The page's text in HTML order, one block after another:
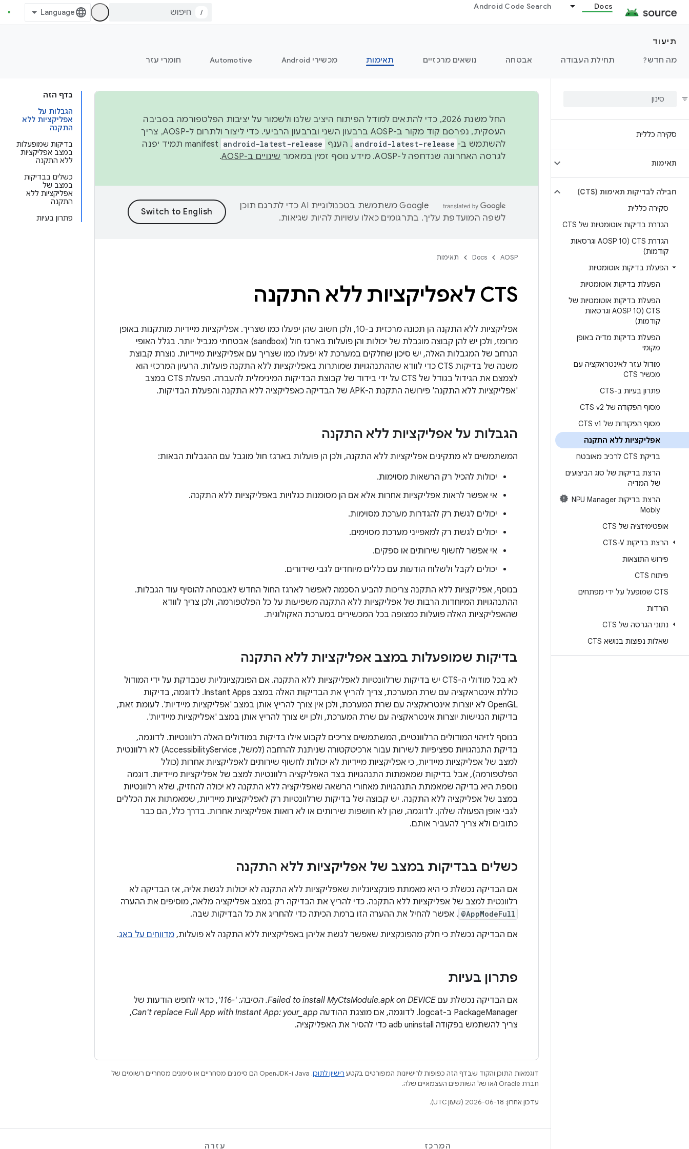
Docs
Android Code Search
/
תיעוד
מה חדש?
תחילת העבודה אבטחה נושאים מרכזיים תאימות מכשירי Android Automotive חומרי עזר
סקירה כללית
תאימות
חבילה לבדיקות תאימות (CTS)
סקירה כללית
הגדרת בדיקות אוטומטיות של CTS
הגדרת CTS (AOSP 10 וגרסאות
קודמות)
הפעלת בדיקות אוטומטיות
הפעלת בדיקות אוטומטיות
הפעלת בדיקות אוטומטיות של
CTS (AOSP 10 וגרסאות
קודמות)
הפעלת בדיקות מדיה באופן
מקומי
מודול עזר לאינטראקציה עם
מכשיר CTS
פתרון בעיות ב-CTS
מסוף הפקודה של CTS v2
מסוף הפקודות של CTS v1
אפליקציות ללא התקנה
בדיקת CTS לרכיב מאובטח
הרצת בדיקות של סוג הביצועים
של המדיה
הרצת בדיקות NPU Manager
Mobly
אופטימיזציה של CTS
הרצת בדיקות CTS-V
פירוש התוצאות
פיתוח CTS
CTS שמופעל על ידי מפתחים
הורדות
נתוני הגרסה של CTS
שאלות נפוצות בנושא CTS
בדף הזה
הגבלות על
אפליקציות ללא
התקנה
בדיקות שמופעלות
במצב אפליקציות
ללא התקנה
כשלים בבדיקות
במצב של
אפליקציות ללא
התקנה
פתרון בעיות
החל משנת 2026, כדי להתאים למודל הפיתוח היציב שלנו ולשמור על יציבות הפלטפורמה בסביבה
העסקית, נפרסם קוד מקור ב-AOSP ברבעון השני וברבעון הרביעי. כדי ליצור ולתרום ל-AOSP, צריך
להשתמש ב- android-latest-release . הענף android-latest-release
manifest תמיד יפנה
לגרסה האחרונה שנדחפה ל-AOSP. מידע נוסף זמין במאמר
שינויים ב-AOSP .
‫Google משתמשת בטכנולוגיית AI כדי לתרגם תוכן
לשפה המועדפת עליך. בתרגומים כאלו עשויות להיות שגיאות.
AOSP
Docs תאימות
CTS לאפליקציות ללא התקנה
אפליקציות ללא התקנה הן תכונה מרכזית ב-10, ולכן חשוב שהן יפעלו כמו שצריך. אפליקציות מיידיות מותקנות באופן
מרומז, ולכן יש להן קבוצה מוגבלת של יכולות והן פועלות בארגז חול (sandbox) אבטחתי מגביל יותר. בגלל האופי
הנרחב של המגבלות האלה, יש סיכון שחלקים במערכת לא יפעלו כמו שצריך עם אפליקציות מיידיות. נוצרת קבוצת
משנה של בדיקות CTS כדי לוודא שההתנהגויות שמותרות באפליקציות ללא התקנה פועלות. הרעיון המרכזי הוא
לצמצם את הגידול בגודל של CTS על ידי בידוד של קבוצת הבדיקות המינימלית להעברה. הפעלת CTS במצב
'אפליקציות ללא התקנה' פירושה התקנת ה-APK של הבדיקה כאפליקציה ללא התקנה והפעלת הבדיקות.
הגבלות על אפליקציות ללא התקנה
המשתמשים לא מתקינים אפליקציות ללא התקנה, ולכן הן פועלות בארגז חול מוגבל עם ההגבלות הבאות:
יכולות להכיל רק הרשאות מסוימות.
אי אפשר לראות אפליקציות אחרות אלא אם הן מסומנות כגלויות באפליקציות ללא התקנה.
יכולים לגשת רק להגדרות מערכת מסוימות.
יכולים לגשת רק למאפייני מערכת מסוימים.
אי אפשר לחשוף שירותים או ספקים.
יכולים לקבל ולשלוח הודעות עם כללים מיוחדים לגבי שידורים.
בנוסף, אפליקציות ללא התקנה צריכות להביע הסכמה לאפשר לארגז החול החדש לאבטחה להוסיף עוד הגבלות.
ההתנהגויות המיוחדות הרבות של אפליקציות ללא התקנה משפיעות על כל הפלטפורמה, ולכן צריך לוודא
שהאפליקציות האלה פועלות כמצופה בכל המכשירים במערכת האקולוגית.
בדיקות שמופעלות במצב אפליקציות ללא התקנה
לא בכל מודולי ה-CTS יש בדיקות שרלוונטיות לאפליקציות ללא התקנה. אם הפונקציונליות שנבדקת על ידי המודול
כוללת אינטראקציה עם שרת המערכת, צריך להריץ את הבדיקות האלה במצב Instant Apps. לדוגמה, בדיקות
OpenGL לא יוצרות אינטראקציה עם שרת המערכת, ולכן אין צורך להריץ אותן במצב 'אפליקציות מיידיות'. לעומת זאת,
בדיקות הנגישות יוצרות אינטראקציה עם שרת המערכת, ולכן יש צורך להריץ אותן במצב 'אפליקציות מיידיות'.
בנוסף לזיהוי המודולים הרלוונטיים, המשתמשים צריכים לקבוע אילו בדיקות במודולים האלה רלוונטיות. לדוגמה,
בדיקת התנהגויות ספציפיות לשירות עבור ארכיטקטורה שניתנת להרחבה (למשל, AccessibilityService) לא רלוונטית
למצב של אפליקציות מיידיות, כי אפליקציות מיידיות לא יכולות לחשוף שירותים לאפליקציות אחרות (כולל
הפלטפורמה), אבל בדיקות שמאמתות התנהגויות בצד האפליקציה רלוונטיות למצב של אפליקציות מיידיות. דוגמה
נוספת היא בדיקה שמאמתת התנהגויות מאחורי הרשאה שאפליקציה ללא התקנה לא יכולה להחזיק, שלא רלוונטיות
במצב של אפליקציה ללא התקנה. יש קבוצה של בדיקות שרלוונטיות רק לאפליקציות מיידיות, שמאמתות את הכללים
לגבי אופן הפעולה שלהן. לדוגמה, שהן לא חושפות שירותים או לא רואות אפליקציות אחרות. בדרך כלל, הם כבר
כתובים ולא צריך להעביר אותם.
כשלים בבדיקות במצב של אפליקציות ללא התקנה
אם הבדיקה נכשלת כי היא מאמתת פונקציונליות שאפליקציות ללא התקנה לא יכולות לגשת אליה, אז הבדיקה לא
רלוונטית למצב של אפליקציות ללא התקנה. כדי להריץ את הבדיקה רק במצב אפליקציה מלאה, מוסיפים את ההערה
@AppModeFull . אפשר להחיל את ההערה הזו ברמת הכיתה כדי להחריג את כל הבדיקות שבה.
אם הבדיקה נכשלת כי חלק מהפונקציות שאפשר לגשת אליהן באפליקציות ללא התקנה לא פועלות, מדווחים על באג.
פתרון בעיות
אם הבדיקה נכשלת עםFailed to install MyCtsModule.apk on DEVICE. הסיבה: '-116'
, כדאי לחפש הודעות של
PackageManager ב-logcat. לדוגמה, אם מוצגת ההודעה
Can't replace Full App with Instant App: your_app
,
צריך להשתמש בפקודה adb uninstall כדי להסיר את האפליקציה.
דוגמאות התוכן והקוד שבדף הזה כפופות לרישיונות המפורטים בקטע רישיון לתוכן
.‏ Java ו-OpenJDK הם סימנים מסחריים או סימנים מסחריים רשומים של
חברת Oracle ו/או של השותפים העצמאיים שלה.
עדכון אחרון: 2026-06-18 (שעון UTC).
המרכז עזרה